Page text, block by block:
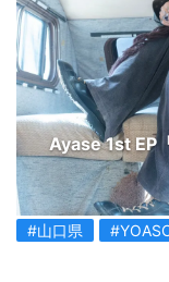
Ayase 1st EP
#山口県